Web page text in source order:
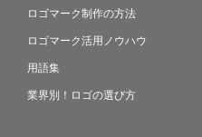
ロゴマーク制作の方法
ロゴマーク活用ノウハウ
用語集
業界別！ロゴの選び方